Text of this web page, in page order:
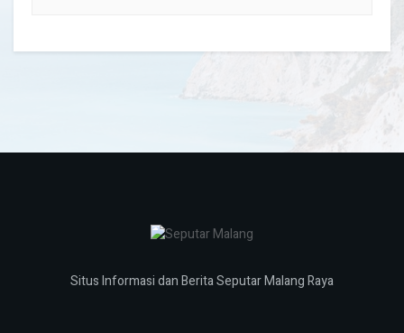
Situs Informasi dan Berita Seputar Malang Raya